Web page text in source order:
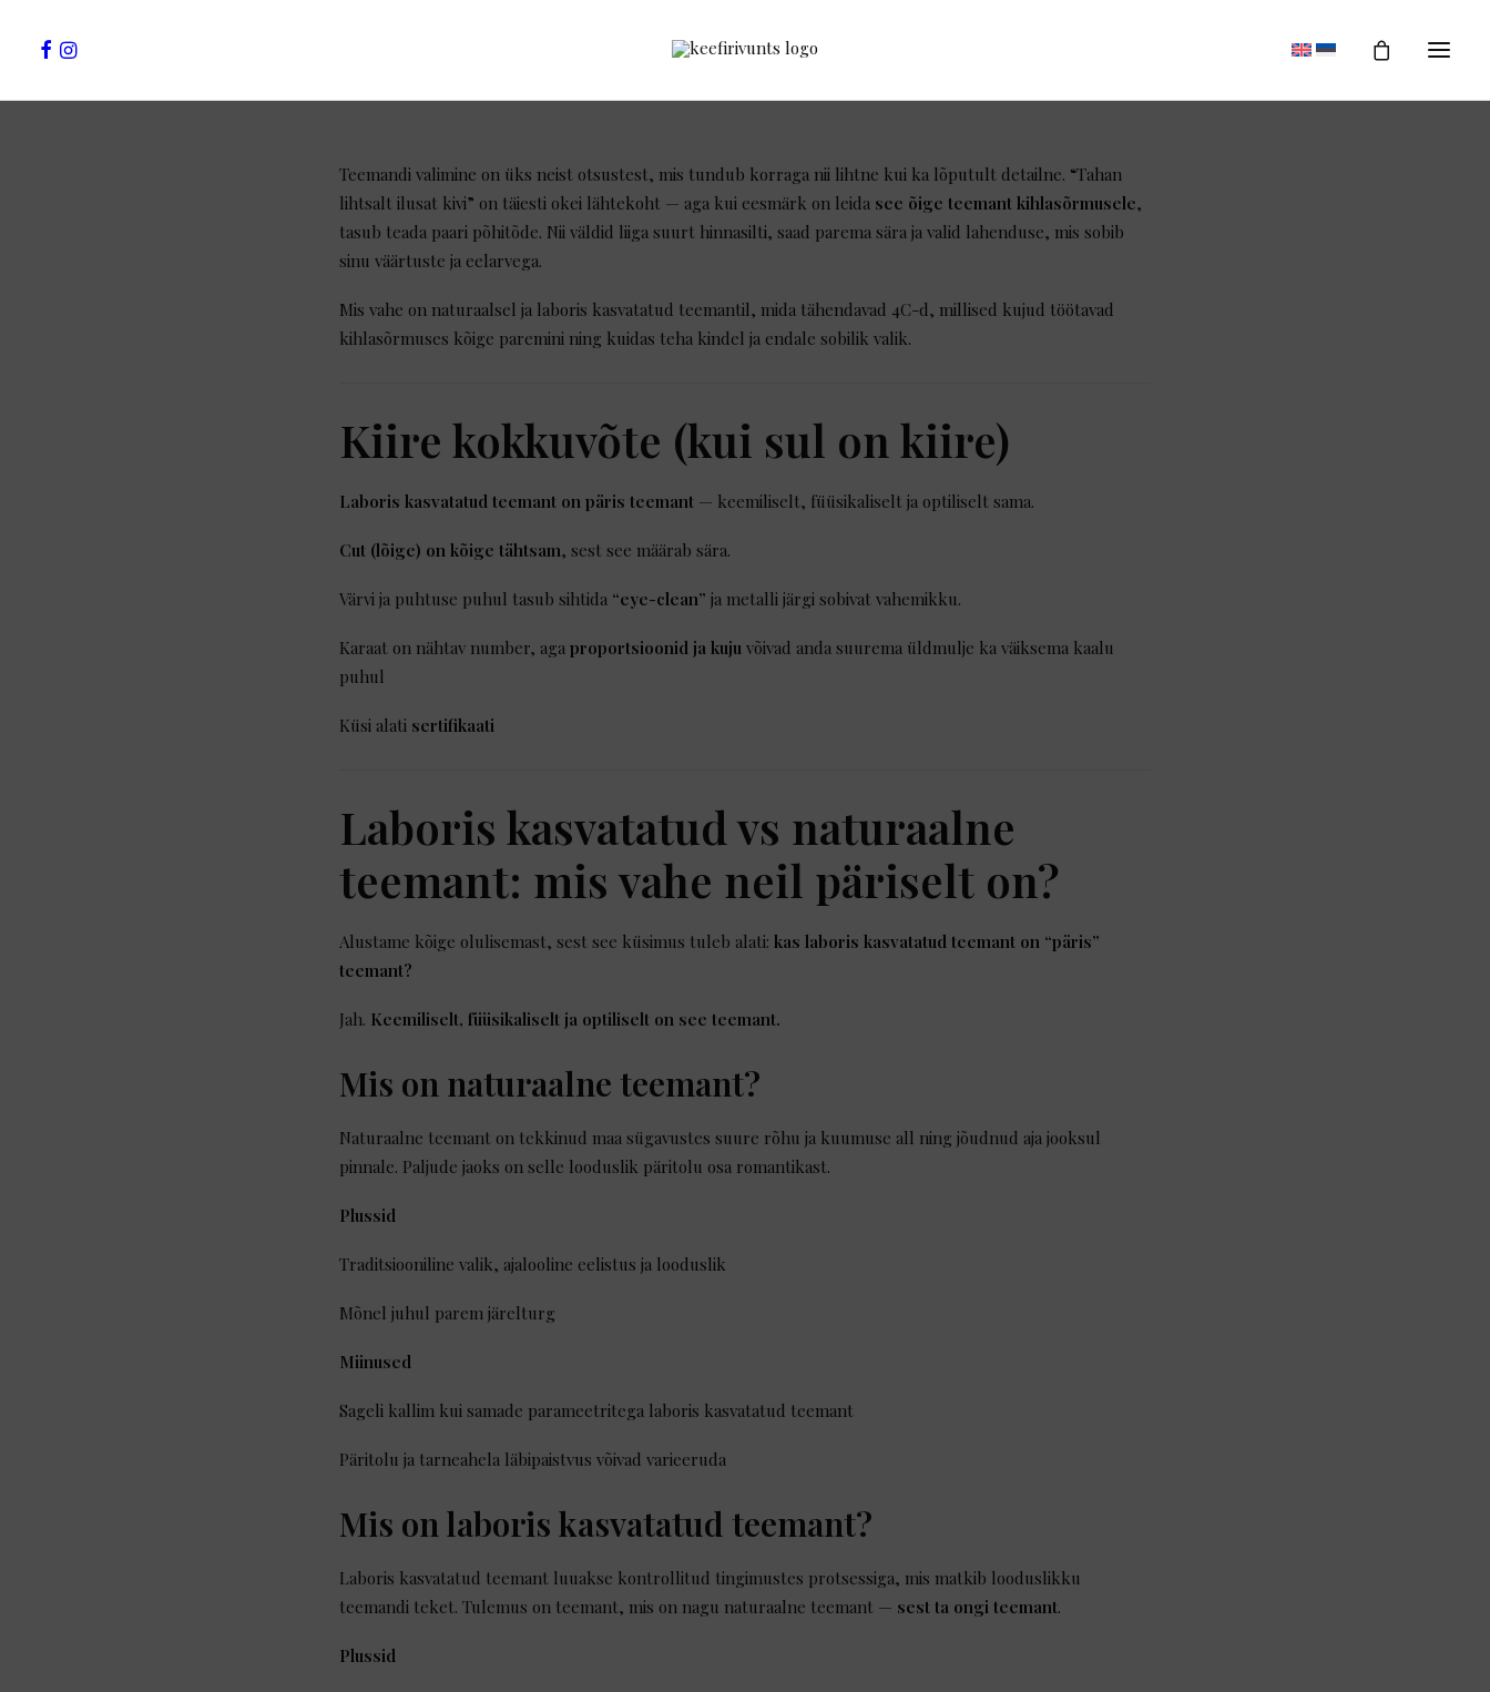
Teemandi valimine on üks neist otsustest, mis tundub korraga nii lihtne kui ka lõputult detailne. “Tahan
lihtsalt ilusat kivi” on täiesti okei lähtekoht — aga kui eesmärk on leida see õige teemant kihlasõrmusele,
tasub teada paari põhitõde. Nii väldid liiga suurt hinnasilti, saad parema sära ja valid lahenduse, mis sobib
sinu väärtuste ja eelarvega.
Mis vahe on naturaalsel ja laboris kasvatatud teemantil, mida tähendavad 4C-d, millised kujud töötavad
kihlasõrmuses kõige paremini ning kuidas teha kindel ja endale sobilik valik.
Kiire kokkuvõte (kui sul on kiire)
Laboris kasvatatud teemant on päris teemant — keemiliselt, füüsikaliselt ja optiliselt sama.
Cut (lõige) on kõige tähtsam, sest see määrab sära.
Värvi ja puhtuse puhul tasub sihtida “eye-clean” ja metalli järgi sobivat vahemikku.
Karaat on nähtav number, aga proportsioonid ja kuju võivad anda suurema üldmulje ka väiksema kaalu
puhul
Küsi alati sertifikaati
Laboris kasvatatud vs naturaalne
teemant: mis vahe neil päriselt on?
Alustame kõige olulisemast, sest see küsimus tuleb alati: kas laboris kasvatatud teemant on “päris”
teemant?
Jah. Keemiliselt, füüsikaliselt ja optiliselt on see teemant.
Mis on naturaalne teemant?
Naturaalne teemant on tekkinud maa sügavustes suure rõhu ja kuumuse all ning jõudnud aja jooksul
pinnale. Paljude jaoks on selle looduslik päritolu osa romantikast.
Plussid
Traditsiooniline valik, ajalooline eelistus ja looduslik
Mõnel juhul parem järelturg
Miinused
Sageli kallim kui samade parameetritega laboris kasvatatud teemant
Päritolu ja tarneahela läbipaistvus võivad varieeruda
Mis on laboris kasvatatud teemant?
Laboris kasvatatud teemant luuakse kontrollitud tingimustes protsessiga, mis matkib looduslikku
teemandi teket. Tulemus on teemant, mis on nagu naturaalne teemant — sest ta ongi teemant.
Plussid